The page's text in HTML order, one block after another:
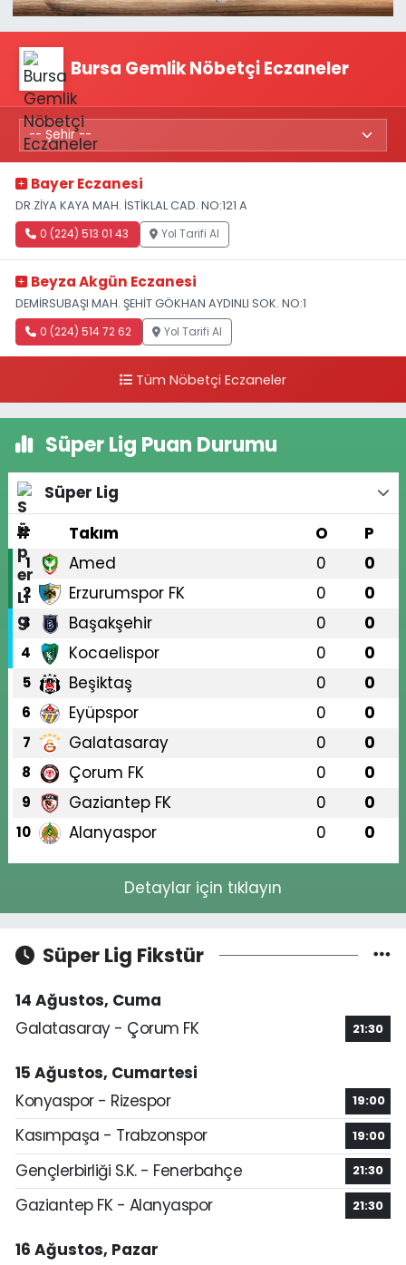
Bursa Gemlik Nöbetçi Eczaneler
Bayer Eczanesi
DR.ZİYA KAYA MAH. İSTİKLAL CAD. NO:121 A
0 (224) 513 01 43 Yol Tarifi Al
Beyza Akgün Eczanesi
DEMİRSUBAŞI MAH. ŞEHİT GÖKHAN AYDINLI SOK. NO:1
0 (224) 514 72 62 Yol Tarifi Al
Tüm Nöbetçi Eczaneler
Süper Lig Puan Durumu
Süper Lig
#
Takım O P
1 Amed 0 0
2 Erzurumspor FK 0 0
3 Başakşehir 0 0
4 Kocaelispor 0 0
5 Beşiktaş 0 0
6 Eyüpspor 0 0
7 Galatasaray 0 0
8 Çorum FK 0 0
9 Gaziantep FK 0 0
10 Alanyaspor 0 0
Detaylar için tıklayın
Süper Lig Fikstür
14 Ağustos, Cuma
Galatasaray - Çorum FK
21:30
15 Ağustos, Cumartesi
Konyaspor - Rizespor
19:00
Kasımpaşa - Trabzonspor 19:00
Gençlerbirliği S.K. - Fenerbahçe 21:30
Gaziantep FK - Alanyaspor 21:30
16 Ağustos, Pazar